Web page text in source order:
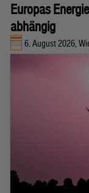
Europas
abhängig
6. August 2026,